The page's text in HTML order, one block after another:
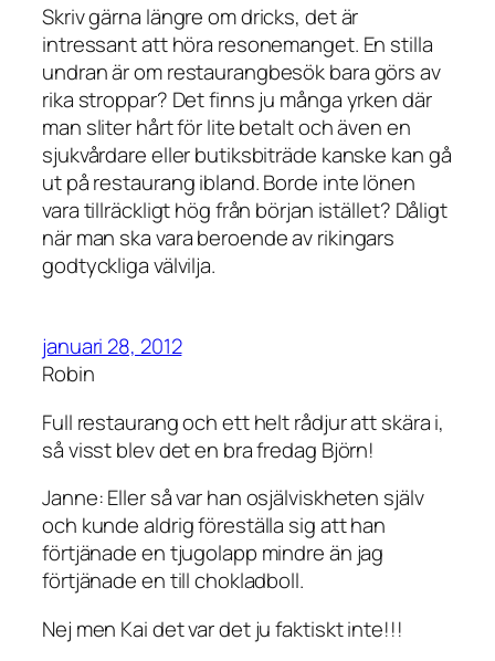
Skriv gärna längre om dricks, det är
intressant att höra resonemanget. En stilla
undran är om restaurangbesök bara görs av
rika stroppar? Det finns ju många yrken där
man sliter hårt för lite betalt och även en
sjukvårdare eller butiksbiträde kanske kan gå
ut på restaurang ibland. Borde inte lönen
vara tillräckligt hög från början istället? Dåligt
när man ska vara beroende av rikingars
godtyckliga välvilja.
januari 28, 2012
Robin
Full restaurang och ett helt rådjur att skära i,
så visst blev det en bra fredag Björn!
Janne: Eller så var han osjälviskheten själv
och kunde aldrig föreställa sig att han
förtjänade en tjugolapp mindre än jag
förtjänade en till chokladboll.
Nej men Kai det var det ju faktiskt inte!!!